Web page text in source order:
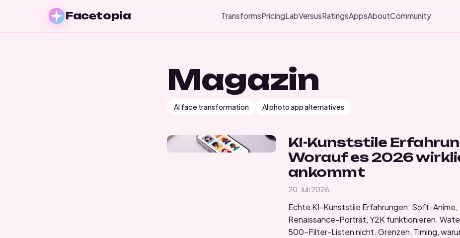
Magazin
AI face transformation AI photo app alternatives
KI-Kunststile
Worauf es 2026
ankommt
20. Juli 2026
Echte KI-Kunststile Erfahrungen: Soft-Anime,
Renaissance-Porträt, Y2K funktionieren.
500-Filter-Listen nicht. Grenzen, Timing,
Facetopia TransformsPricingLabVersusRatingsAppsAboutCommunity